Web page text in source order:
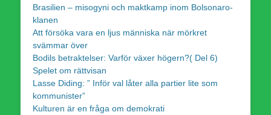
Brasilien – misogyni och maktkamp inom Bolsonaro-
klanen
Att försöka vara en ljus människa när mörkret
svämmar över
Bodils betraktelser: Varför växer högern?( Del 6)
Spelet om rättvisan
Lasse Diding: ” Inför val låter alla partier lite som
kommunister”
Kulturen är en fråga om demokrati